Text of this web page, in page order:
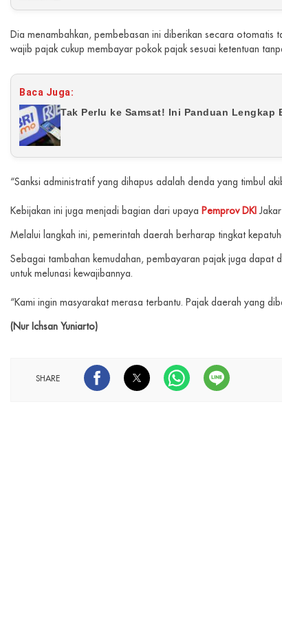
Dia menambahkan, pembebasan ini diberikan secara otomatis
wajib pajak cukup membayar pokok pajak sesuai ketentuan
Baca Juga:
Tak Perlu ke Samsat! Ini Panduan Lengkap
“Sanksi administratif yang dihapus adalah denda yang timbul
Kebijakan ini juga menjadi bagian dari upaya Pemprov DKI
Melalui langkah ini, pemerintah daerah berharap tingkat
Sebagai tambahan kemudahan, pembayaran pajak juga dapat
untuk melunasi kewajibannya.
“Kami ingin masyarakat merasa terbantu. Pajak daerah yang
(Nur Ichsan Yuniarto)
SHARE